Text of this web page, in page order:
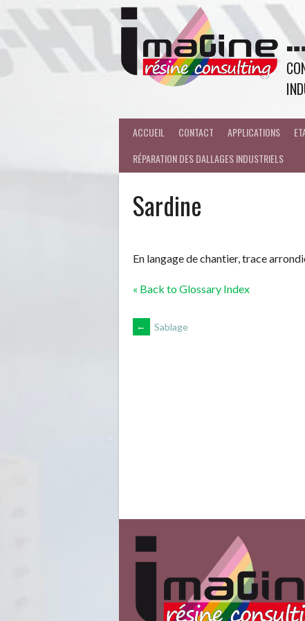
ACCUEIL CONTACT APPLICATIONS
RÉPARATION DES DALLAGES INDUSTRIELS
Sardine
En langage de chantier, trace
« Back to Glossary Index
NAVIGATION
← Sablage